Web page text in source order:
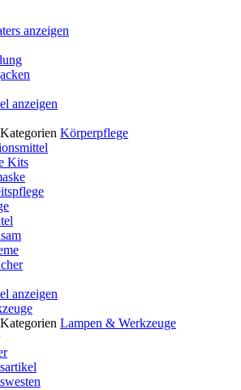
anzeigen
anzeigen
Körperpflege
Kits
anzeigen
Lampen & Werkzeuge